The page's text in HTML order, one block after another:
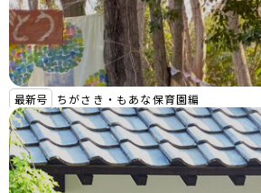
最新号 ちがさき・もあな保育園編